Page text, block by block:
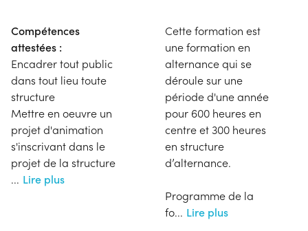
Compétences
attestées :
Encadrer tout public
dans tout lieu toute
structure
Mettre en oeuvre un
projet d'animation
s'inscrivant dans le
projet de la structure
... Lire plus
Cette formation est
une formation en
alternance qui se
déroule sur une
période d'une année
pour 600 heures en
centre et 300 heures
en structure
d’alternance.
Programme de la
fo... Lire plus